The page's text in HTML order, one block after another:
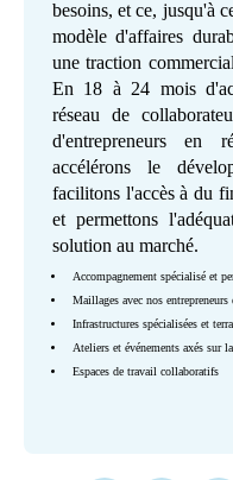
besoins, et ce, jusqu'à
modèle d'affaires
une traction
En 18 à 24 mois
réseau de
d'entrepreneurs en
accélérons le
facilitons l'accès à du
et permettons
solution au marché.
Accompagnement spécialisé et
Maillages avec nos entrepreneurs
Infrastructures spécialisées et
Ateliers et événements axés sur
Espaces de travail collaboratifs